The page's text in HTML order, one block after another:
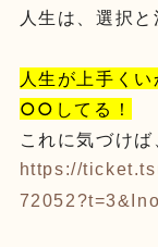
人生は、選択と
人生が上手く
○○してる！
これに気づけ
https://